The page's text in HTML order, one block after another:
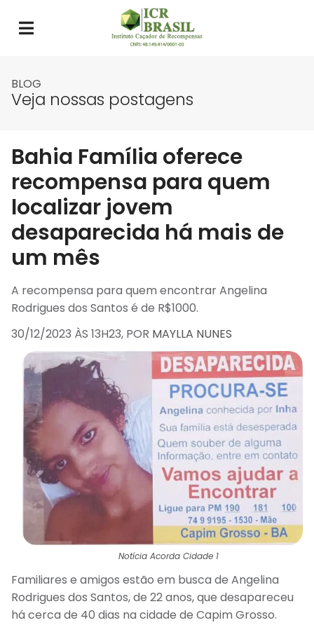
BLOG
Veja nossas postagens
Bahia Família oferece
recompensa para quem
localizar jovem
desaparecida há mais de
um mês
A recompensa para quem encontrar Angelina
Rodrigues dos Santos é de R$1000.
30/12/2023 ÀS 13H23, POR MAYLLA NUNES
Notícia Acorda Cidade 1
Familiares e amigos estão em busca de Angelina
Rodrigues dos Santos, de 22 anos, que desapareceu
há cerca de 40 dias na cidade de Capim Grosso.